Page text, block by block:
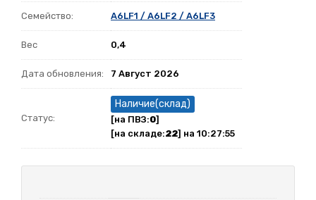
Семейство: A6LF1 / A6LF2 / A6LF3
Вес 0,4
Дата обновления: 7 Август 2026
Статус:
Наличие(склад)
[на ПВЗ:0]
[на складе:22] на 10:27:55